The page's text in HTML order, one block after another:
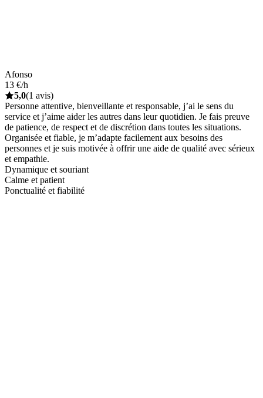
Afonso
13 €/h
5,0(1 avis)
Personne attentive, bienveillante et responsable, j’ai le sens du
service et j’aime aider les autres dans leur quotidien. Je fais preuve
de patience, de respect et de discrétion dans toutes les situations.
Organisée et fiable, je m’adapte facilement aux besoins des
personnes et je suis motivée à offrir une aide de qualité avec sérieux
et empathie.
Dynamique et souriant
Calme et patient
Ponctualité et fiabilité